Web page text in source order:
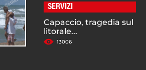
SERVIZI
Capaccio, tragedia sul
litorale...
13006